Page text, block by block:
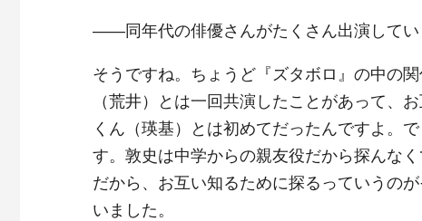
――同年代の俳優さんがたくさん出演してい
そうですね。ちょうど『ズタボロ』の中の
（荒井）とは一回共演したことがあって、
くん（瑛基）とは初めてだったんですよ。
す。敦史は中学からの親友役だから探んな
だから、お互い知るために探るっていうの
いました。